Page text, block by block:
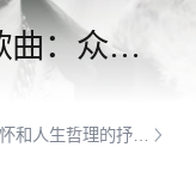
歌单：现实人生感悟歌曲：众生皆苦，唯有自渡
这是一系列关于失恋、自我释怀和人生哲理的抒情歌曲，适用于独处时光。旋律悠扬，情感丰富，带你在迷茫中找到前行的力量。